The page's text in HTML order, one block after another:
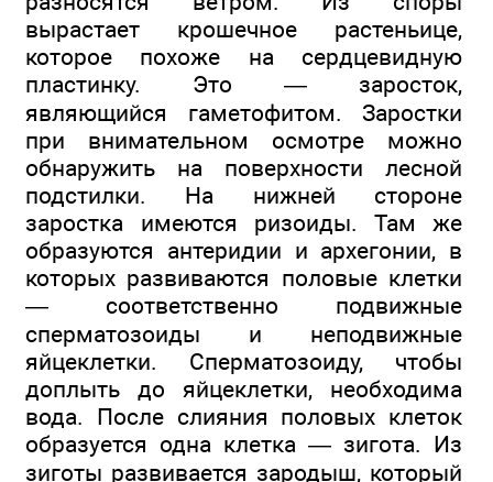
вырастает крошечное растеньице,
которое похоже на сердцевидную
пластинку. Это — заросток,
являющийся гаметофитом. Заростки
при внимательном осмотре можно
обнаружить на поверхности лесной
подстилки. На нижней стороне
заростка имеются ризоиды. Там же
образуются антеридии и архегонии, в
которых развиваются половые клетки
— соответственно подвижные
сперматозоиды и неподвижные
яйцеклетки. Сперматозоиду, чтобы
доплыть до яйцеклетки, необходима
вода. После слияния половых клеток
образуется одна клетка — зигота. Из
зиготы развивается зародыш, который